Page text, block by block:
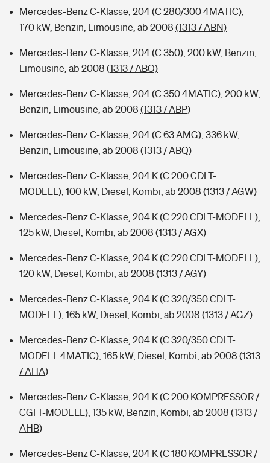
Mercedes-Benz C-Klasse, 204 (C 280/300 4MATIC),
170 kW, Benzin, Limousine, ab 2008 (1313 / ABN)
Mercedes-Benz C-Klasse, 204 (C 350), 200 kW, Benzin,
Limousine, ab 2008 (1313 / ABO)
Mercedes-Benz C-Klasse, 204 (C 350 4MATIC), 200 kW,
Benzin, Limousine, ab 2008 (1313 / ABP)
Mercedes-Benz C-Klasse, 204 (C 63 AMG), 336 kW,
Benzin, Limousine, ab 2008 (1313 / ABQ)
Mercedes-Benz C-Klasse, 204 K (C 200 CDI T-
MODELL), 100 kW, Diesel, Kombi, ab 2008 (1313 / AGW)
Mercedes-Benz C-Klasse, 204 K (C 220 CDI T-MODELL),
125 kW, Diesel, Kombi, ab 2008 (1313 / AGX)
Mercedes-Benz C-Klasse, 204 K (C 220 CDI T-MODELL),
120 kW, Diesel, Kombi, ab 2008 (1313 / AGY)
Mercedes-Benz C-Klasse, 204 K (C 320/350 CDI T-
MODELL), 165 kW, Diesel, Kombi, ab 2008 (1313 / AGZ)
Mercedes-Benz C-Klasse, 204 K (C 320/350 CDI T-
MODELL 4MATIC), 165 kW, Diesel, Kombi, ab 2008 (1313
/ AHA)
Mercedes-Benz C-Klasse, 204 K (C 200 KOMPRESSOR /
CGI T-MODELL), 135 kW, Benzin, Kombi, ab 2008 (1313 /
AHB)
Mercedes-Benz C-Klasse, 204 K (C 180 KOMPRESSOR /